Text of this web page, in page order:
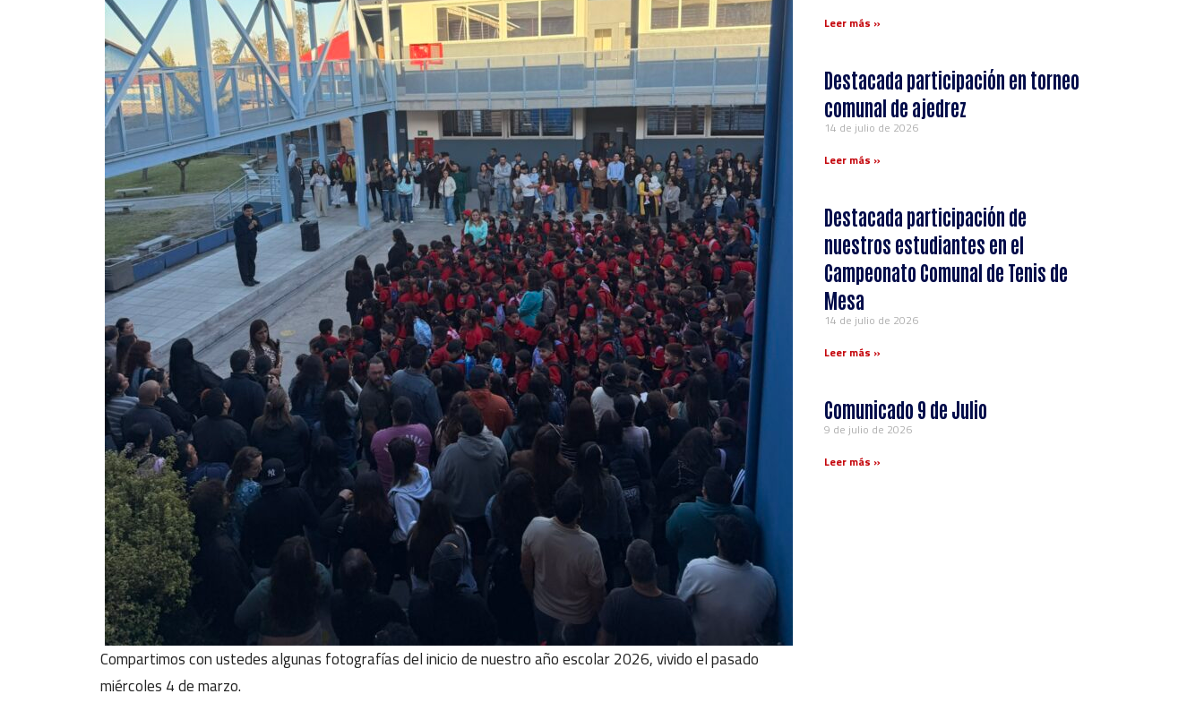
Compartimos con ustedes algunas fotografías del inicio de nuestro año escolar 2026, vivido el pasado
miércoles 4 de marzo.
Leer más »
Destacada participación en torneo
comunal de ajedrez
14 de julio de 2026
Leer más »
Destacada participación de
nuestros estudiantes en el
Campeonato Comunal de Tenis de
Mesa
14 de julio de 2026
Leer más »
Comunicado 9 de Julio
9 de julio de 2026
Leer más »